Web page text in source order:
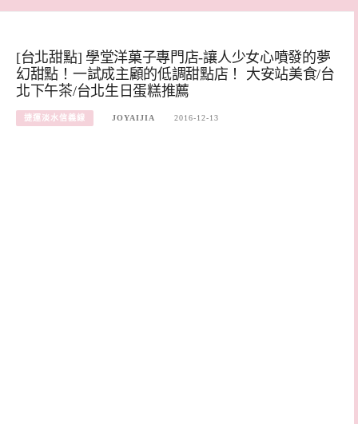
[台北甜點] 學堂洋菓子專門店-讓人少女心噴發的夢
幻甜點！一試成主顧的低調甜點店！ 大安站美食/台
北下午茶/台北生日蛋糕推薦
捷運淡水信義線 JOYAIJIA 2016-12-13